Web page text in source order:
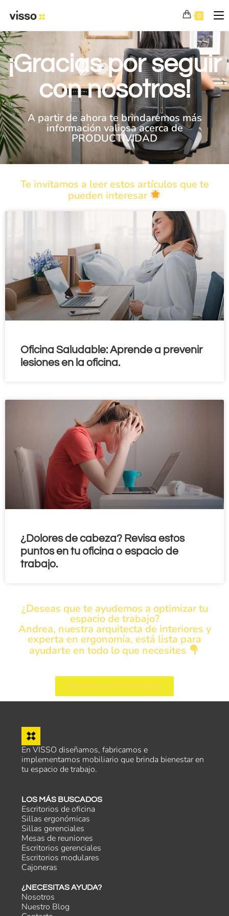
0
¡Gracias por seguir
con nosotros!
A partir de ahora te brindaremos más
información valiosa acerca de
PRODUCTIVIDAD
Te invitamos a leer estos artículos que te
pueden interesar
Oficina Saludable: Aprende a prevenir
lesiones en la oficina.
¿Dolores de cabeza? Revisa estos
puntos en tu oficina o espacio de
trabajo.
¿Deseas que te ayudemos a optimizar tu
espacio de trabajo?
Andrea, nuestra arquitecta de interiores y
experta en ergonomía, está lista para
ayudarte en todo lo que necesites
Escríbenos por WhatsApp
En VISSO diseñamos, fabricamos e
implementamos mobiliario que brinda bienestar en
tu espacio de trabajo.
LOS MÁS BUSCADOS
Escritorios de oficina
Sillas ergonómicas
Sillas gerenciales
Mesas de reuniones
Escritorios gerenciales
Escritorios modulares
Cajoneras
¿NECESITAS AYUDA?
Nosotros
Nuestro Blog